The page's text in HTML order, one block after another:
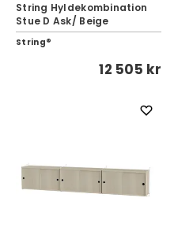
String Hyldekombination
Stue D Ask/ Beige
String®
12 505 kr